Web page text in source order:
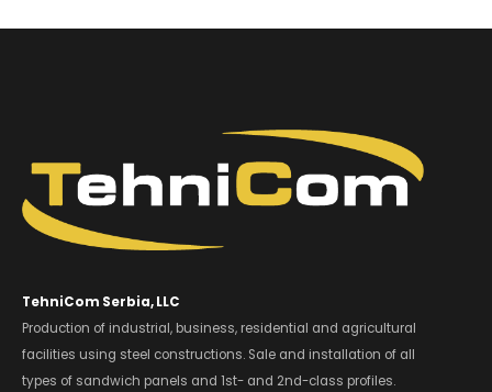
TehniCom Serbia, LLC
Production of industrial, business, residential and agricultural
facilities using steel constructions. Sale and installation of all
types of sandwich panels and 1st- and 2nd-class profiles.